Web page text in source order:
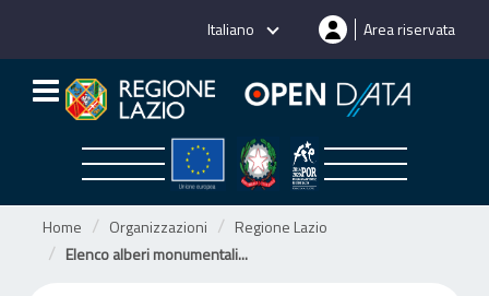
Italiano Area riservata
Home Organizzazioni
Regione Lazio
Elenco alberi monumentali...